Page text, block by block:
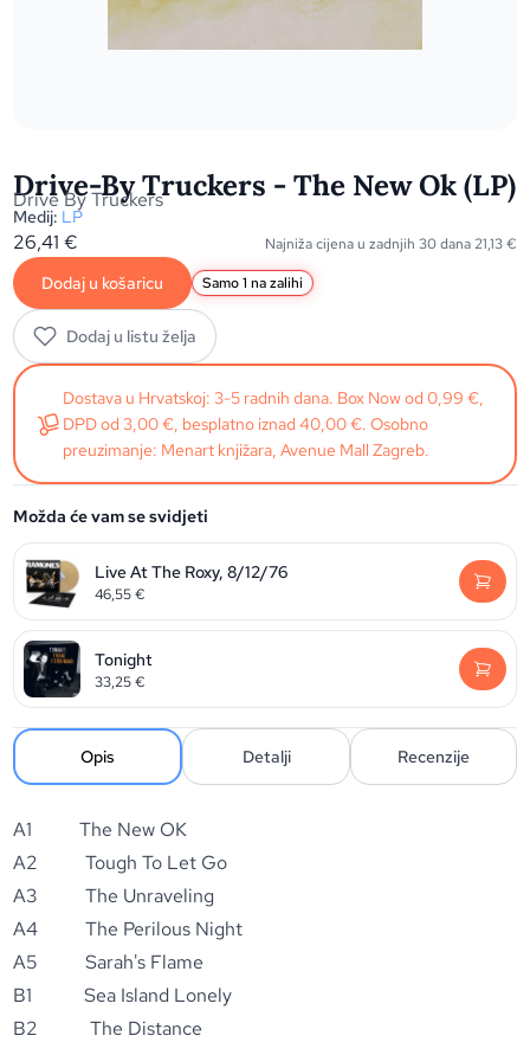
Drive-By Truckers - The New Ok (LP)
Drive By Truckers
Medij: LP
26,41€ Najniža cijena u zadnjih 30 dana 21,13€
Dodaj u košaricu Samo 1 na zalihi
Dodaj u listu želja
Dostava u Hrvatskoj: 3-5 radnih dana. Box Now od 0,99 €,
DPD od 3,00 €, besplatno iznad 40,00 €. Osobno
preuzimanje: Menart knjižara, Avenue Mall Zagreb.
Možda će vam se svidjeti
Live At The Roxy, 8/12/76
46,55€
Tonight
33,25€
Opis Detalji Recenzije
A1 The New OK
A2 Tough To Let Go
A3 The Unraveling
A4 The Perilous Night
A5 Sarah's Flame
B1 Sea Island Lonely
B2 The Distance